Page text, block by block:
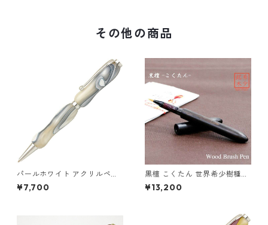
その他の商品
パールホワイト アクリルペン
WhiteGray TMA1600
¥7,700
黒檀 こくたん 世界希少樹種の
筆ペン インクカートリッジ付
き TFP1810 bk
¥13,200